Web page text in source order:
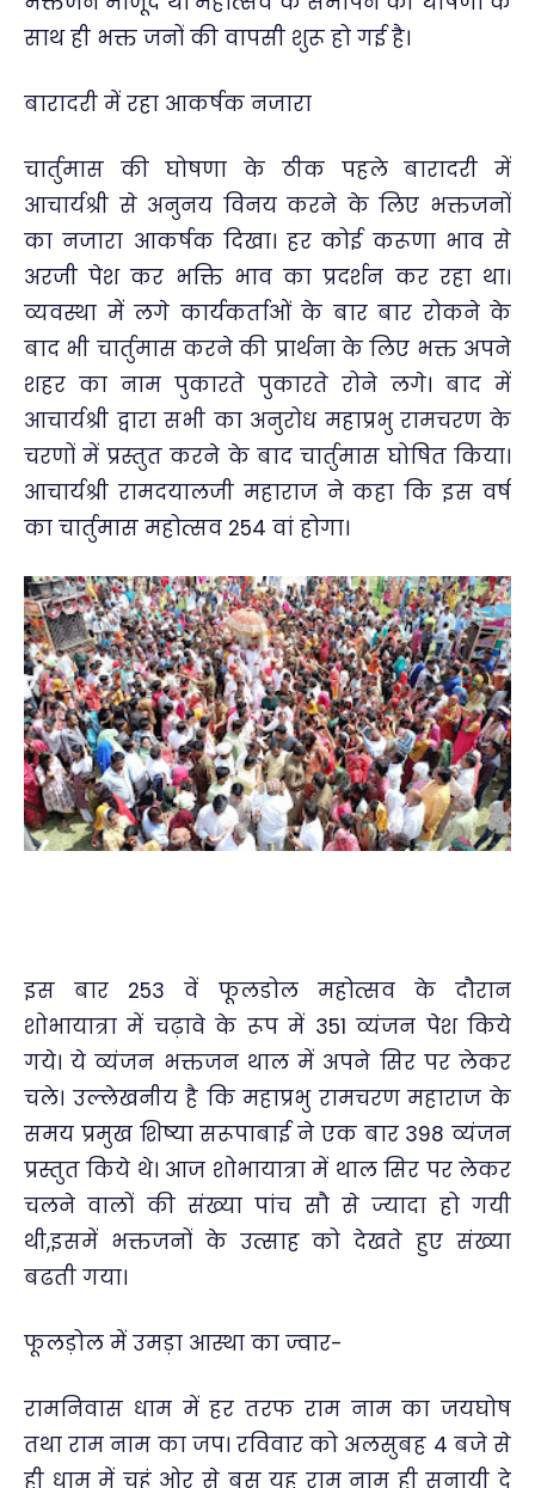
साथ ही भक्त जनों की वापसी शुरू हो गई है।
बारादरी में रहा आकर्षक नजारा
चार्तुमास की घोषणा के ठीक पहले बारादरी में
आचार्यश्री से अनुनय विनय करने के लिए भक्तजनों
का नजारा आकर्षक दिखा। हर कोई करूणा भाव से
अरजी पेश कर भक्ति भाव का प्रदर्शन कर रहा था।
व्यवस्था में लगे कार्यकर्ताओं के बार बार रोकने के
बाद भी चार्तुमास करने की प्रार्थना के लिए भक्त अपने
शहर का नाम पुकारते पुकारते रोने लगे। बाद में
आचार्यश्री द्वारा सभी का अनुरोध महाप्रभु रामचरण के
चरणों में प्रस्तुत करने के बाद चार्तुमास घोषित किया।
आचार्यश्री रामदयालजी महाराज ने कहा कि इस वर्ष
का चार्तुमास महोत्सव 254 वां होगा।
इस बार 253 वें फूलडोल महोत्सव के दौरान
शोभायात्रा में चढ़ावे के रूप में 351 व्यंजन पेश किये
गये। ये व्यंजन भक्तजन थाल में अपने सिर पर लेकर
चले। उल्लेखनीय है कि महाप्रभु रामचरण महाराज के
समय प्रमुख शिष्या सरूपाबाई ने एक बार 398 व्यंजन
प्रस्तुत किये थे। आज शोभायात्रा में थाल सिर पर लेकर
चलने वालों की संख्या पांच सौ से ज्यादा हो गयी
थी,इसमें भक्तजनों के उत्साह को देखते हुए संख्या
बढती गया।
फूलड़ोल में उमड़ा आस्था का ज्वार-
रामनिवास धाम में हर तरफ राम नाम का जयघोष
तथा राम नाम का जप। रविवार को अलसुबह 4 बजे से
ही धाम में चहुं ओर से बस यह राम नाम ही सुनायी दे